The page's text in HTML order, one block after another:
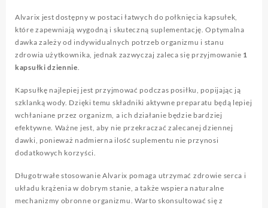
Alvarix jest dostępny w postaci łatwych do połknięcia kapsułek,
które zapewniają wygodną i skuteczną suplementację. Optymalna
dawka zależy od indywidualnych potrzeb organizmu i stanu
zdrowia użytkownika, jednak zazwyczaj zaleca się przyjmowanie 1
kapsułki dziennie.
Kapsułkę najlepiej jest przyjmować podczas posiłku, popijając ją
szklanką wody. Dzięki temu składniki aktywne preparatu będą lepiej
wchłaniane przez organizm, a ich działanie będzie bardziej
efektywne. Ważne jest, aby nie przekraczać zalecanej dziennej
dawki, ponieważ nadmierna ilość suplementu nie przynosi
dodatkowych korzyści.
Długotrwałe stosowanie Alvarix pomaga utrzymać zdrowie serca i
układu krążenia w dobrym stanie, a także wspiera naturalne
mechanizmy obronne organizmu. Warto skonsultować się z